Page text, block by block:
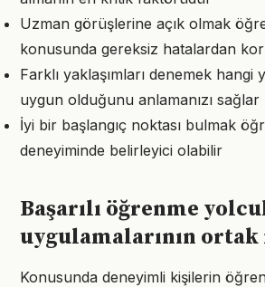
Uzman görüşlerine açık olmak
konusunda gereksiz hatalardan
Farklı yaklaşımları denemek hangi
uygun olduğunu anlamanızı sağlar
İyi bir başlangıç noktası bulmak
deneyiminde belirleyici olabilir
Başarılı öğrenme
uygulamalarının
Konusunda deneyimli kişilerin